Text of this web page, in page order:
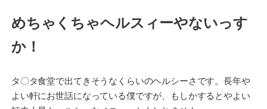
めちゃくちゃヘルスィーやないっす
か！
タ〇タ食堂で出てきそうなくらいのヘルシーさです。長年や
よい軒にお世話になっている僕ですが、もしかするとやよい